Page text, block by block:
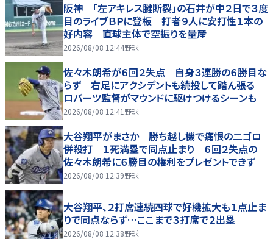
阪神 「左アキレス腱断裂」の石井が中２日で３度
目のライブＢＰに登板 打者９人に安打性１本の
好内容 直球主体で空振りを量産
2026/08/08 12:44野球
佐々木朗希が６回２失点 自身３連勝の６勝目な
らず 右足にアクシデントも続投して踏ん張る
ロバーツ監督がマウンドに駆けつけるシーンも
2026/08/08 12:41 野球
大谷翔平がまさか 勝ち越し機で痛恨の二ゴロ
併殺打 １死満塁で同点止まり ６回２失点の
佐々木朗希に６勝目の権利をプレゼントできず
2026/08/08 12:39野球
大谷翔平、２打席連続四球で好機拡大も１点止ま
りで同点ならず…ここまで３打席で２出塁
2026/08/08 12:38野球